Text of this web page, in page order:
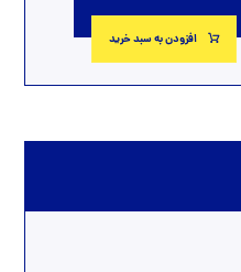
افزودن به سبد خرید